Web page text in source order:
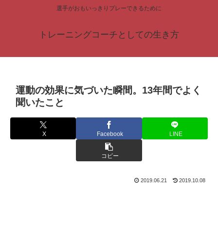
選手がおもいっきりプレーできるために
トレーニングコーチとしての生き方
運動の効果に気づいた瞬間。13年間でよく
聞いたこと
X Facebook LINE
コピー
2019.06.21 2019.10.08